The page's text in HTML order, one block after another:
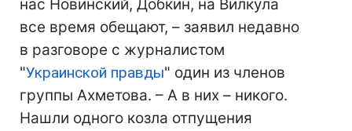
нас Новинский, Добкин, на Вилкула
все время обещают, – заявил недавно
в разговоре с журналистом
"Украинской правды" один из членов
группы Ахметова. – А в них – никого.
Нашли одного козла отпущения